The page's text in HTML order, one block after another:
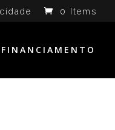
0 Items
FINANCIAMENTO